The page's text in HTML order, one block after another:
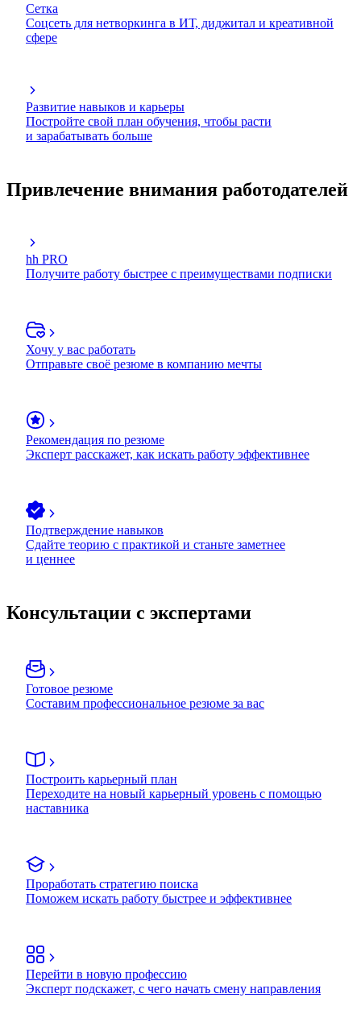
Сетка
Соцсеть для нетворкинга в ИТ, диджитал и креативной
сфере
Развитие навыков и карьеры
Постройте свой план обучения, чтобы расти
и зарабатывать больше
Привлечение внимания работодателей
hh PRO
Получите работу быстрее с преимуществами подписки
Хочу у вас работать
Отправьте своё резюме в компанию мечты
Рекомендация по резюме
Эксперт расскажет, как искать работу эффективнее
Подтверждение навыков
Сдайте теорию с практикой и станьте заметнее
и ценнее
Консультации с экспертами
Готовое резюме
Составим профессиональное резюме за вас
Построить карьерный план
Переходите на новый карьерный уровень с помощью
наставника
Проработать стратегию поиска
Поможем искать работу быстрее и эффективнее
Перейти в новую профессию
Эксперт подскажет, с чего начать смену направления